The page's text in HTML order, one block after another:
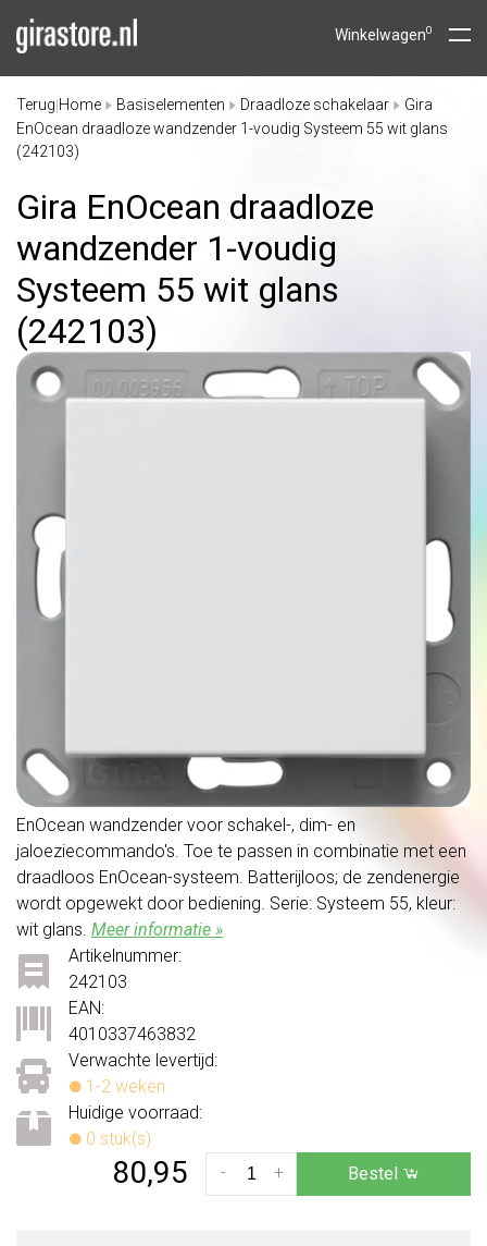
Winkelwagen0
Terug Home Basiselementen Draadloze schakelaar
Gira
EnOcean draadloze wandzender 1-voudig Systeem 55 wit glans
(242103)
Gira EnOcean draadloze
wandzender 1-voudig
Systeem 55 wit glans
(242103)
EnOcean wandzender voor schakel-, dim- en
jaloeziecommando's. Toe te passen in combinatie met een
draadloos EnOcean-systeem. Batterijloos; de zendenergie
wordt opgewekt door bediening. Serie: Systeem 55, kleur:
wit glans. Meer informatie »
Verwachte levertijd:
1-2 weken
Huidige voorraad:
0 stuk(s)
Artikelnummer:
242103
EAN:
4010337463832
80,95 +
- Bestel